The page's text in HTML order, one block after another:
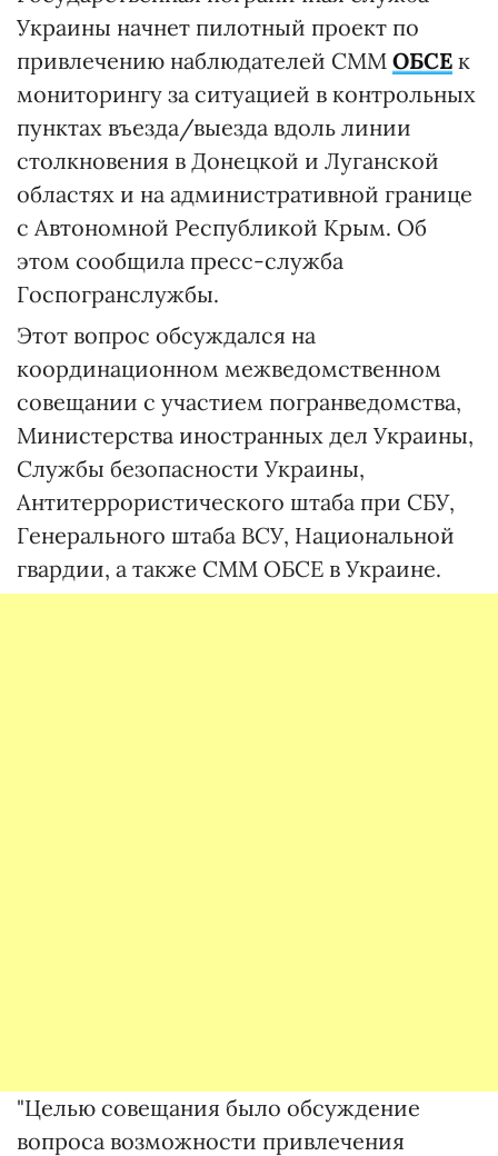
Украины начнет пилотный проект по
привлечению наблюдателей СММ ОБСЕ к
мониторингу за ситуацией в контрольных
пунктах въезда/выезда вдоль линии
столкновения в Донецкой и Луганской
областях и на административной границе
с Автономной Республикой Крым. Об
этом сообщила пресс-служба
Госпогранслужбы.
Этот вопрос обсуждался на
координационном межведомственном
совещании с участием погранведомства,
Министерства иностранных дел Украины,
Службы безопасности Украины,
Антитеррористического штаба при СБУ,
Генерального штаба ВСУ, Национальной
гвардии, а также СММ ОБСЕ в Украине.
"Целью совещания было обсуждение
вопроса возможности привлечения